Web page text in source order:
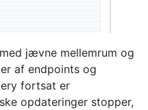
jævne mellemrum og
af endpoints og
fortsat er
opdateringer stopper,